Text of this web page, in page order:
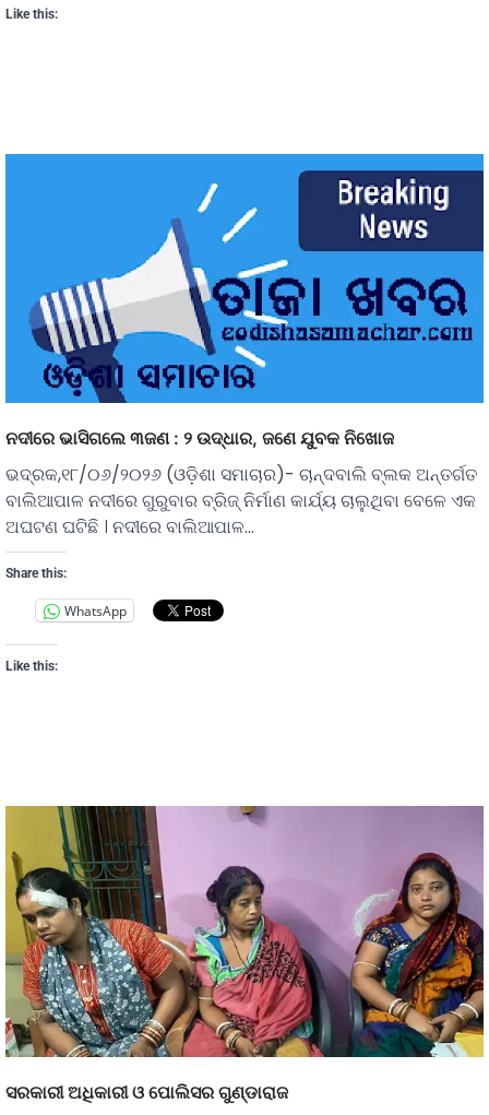
Like this:
ନଦୀରେ ଭାସିଗଲେ ୩ଜଣ : ୨ ଉଦ୍ଧାର, ଜଣେ ଯୁବକ ନିଖୋଜ
ଭଦ୍ରକ,୧୮/୦୬/୨୦୨୬ (ଓଡ଼ିଶା ସମାଚାର)- ଚାନ୍ଦବାଲି ବ୍ଲକ ଅନ୍ତର୍ଗତ
ବାଲିଆପାଳ ନଦୀରେ ଗୁରୁବାର ବ୍ରିଜ୍ ନିର୍ମାଣ କାର୍ଯ୍ୟ ଚାଲୁଥିବା ବେଳେ ଏକ
ଅଘଟଣ ଘଟିଛି । ନଦୀରେ ବାଲିଆପାଳ…
Share this:
WhatsApp
Like this:
ସରକାରୀ ଅଧିକାରୀ ଓ ପୋଲିସର ଗୁଣ୍ଡାରାଜ